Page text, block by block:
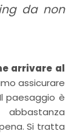
da non
arrivare al
assicurare
paesaggio è
Si tratta